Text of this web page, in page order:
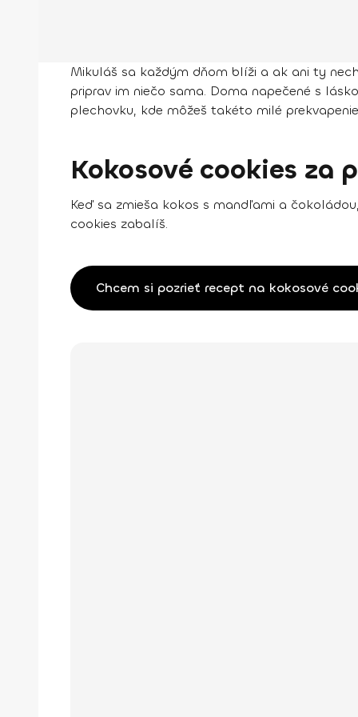
Mikuláš sa každým dňom blíži a ak ani ty
priprav im niečo sama. Doma napečené s
plechovku, kde môžeš takéto milé
Kokosové cookies za
Keď sa zmieša kokos s mandľami a
cookies zabalíš.
Chcem si pozrieť recept na kokosové